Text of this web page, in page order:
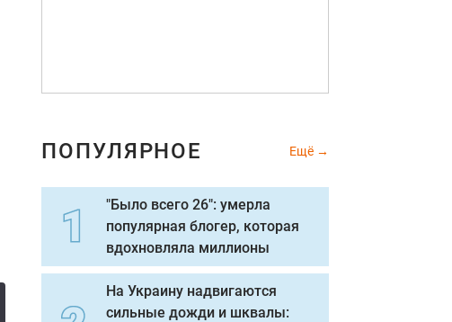
ПОПУЛЯРНОЕ Ещё
"Было всего 26": умерла
популярная блогер, которая
вдохновляла миллионы
На Украину надвигаются
сильные дожди и шквалы: